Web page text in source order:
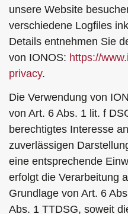
unsere Website
verschiedene Logfiles
Details entnehmen Sie
von IONOS: https://
privacy.
Die Verwendung von
von Art. 6 Abs. 1 lit. f
berechtigtes Interesse
zuverlässigen
eine entsprechende
erfolgt die Verarbeitung
Grundlage von Art. 6
Abs. 1 TTDSG, soweit